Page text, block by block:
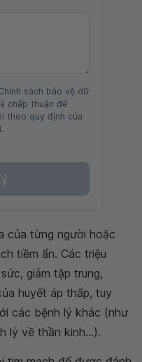
sách bảo vệ dữ
chấp thuận để
theo quy định của
của từng người hoặc
tiềm ẩn. Các triệu
giảm tập trung,
huyết áp thấp, tuy
các bệnh lý khác (như
lý về thần kinh...).